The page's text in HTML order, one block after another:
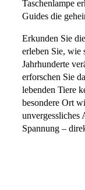
Taschenlampe
Guides die
Erkunden Sie
erleben Sie, wie
Jahrhunderte
erforschen Sie
lebenden Tiere
besondere Ort
unvergessliches
Spannung –